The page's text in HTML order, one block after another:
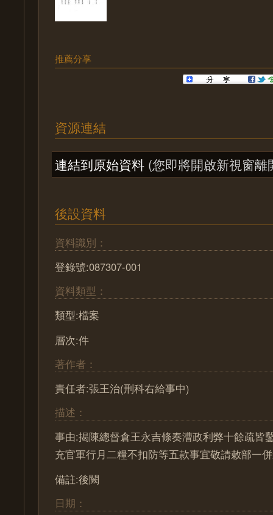
推薦分享
資源連結
連結到原始資料 (您即將開啟新視窗離
後設資料
資料識別：
登錄號:087307-001
資料類型：
類型:檔案
層次:件
著作者：
責任者:張王治(刑科右給事中)
描述：
事由:揭陳總督倉王永吉條奏漕政利弊十餘疏皆
充官軍行月二糧不扣防等五款事宜敬請敕部一
備註:後闕
日期：